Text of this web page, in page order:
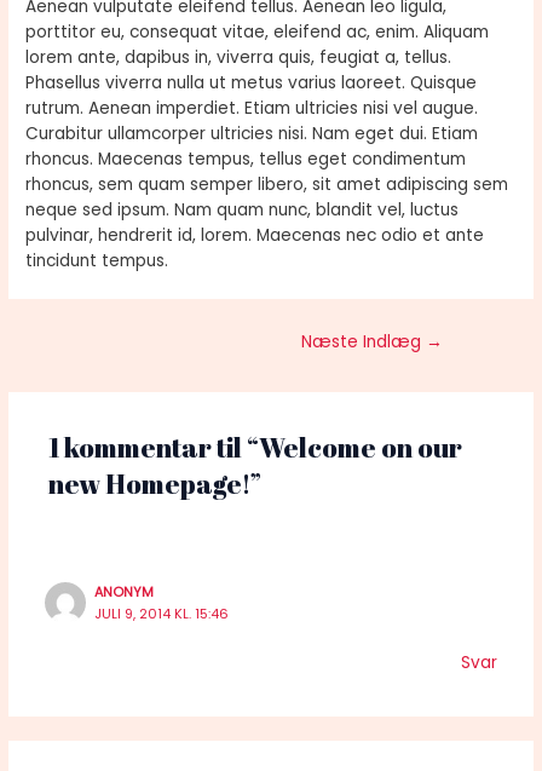
Aenean vulputate eleifend tellus. Aenean leo ligula,
porttitor eu, consequat vitae, eleifend ac, enim. Aliquam
lorem ante, dapibus in, viverra quis, feugiat a, tellus.
Phasellus viverra nulla ut metus varius laoreet. Quisque
rutrum. Aenean imperdiet. Etiam ultricies nisi vel augue.
Curabitur ullamcorper ultricies nisi. Nam eget dui. Etiam
rhoncus. Maecenas tempus, tellus eget condimentum
rhoncus, sem quam semper libero, sit amet adipiscing sem
neque sed ipsum. Nam quam nunc, blandit vel, luctus
pulvinar, hendrerit id, lorem. Maecenas nec odio et ante
tincidunt tempus.
Næste Indlæg →
1 kommentar til “Welcome on our
new Homepage!”
ANONYM
JULI 9, 2014 KL. 15:46
Svar